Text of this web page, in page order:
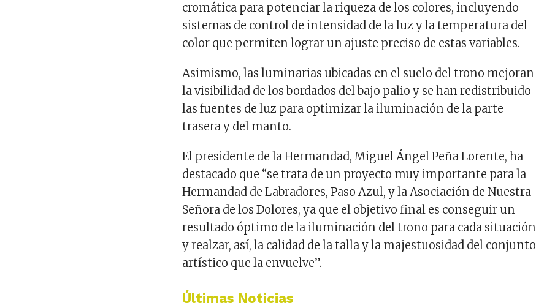
cromática para potenciar la riqueza de los colores, incluyendo
sistemas de control de intensidad de la luz y la temperatura del
color que permiten lograr un ajuste preciso de estas variables.
Asimismo, las luminarias ubicadas en el suelo del trono mejoran
la visibilidad de los bordados del bajo palio y se han redistribuido
las fuentes de luz para optimizar la iluminación de la parte
trasera y del manto.
El presidente de la Hermandad, Miguel Ángel Peña Lorente, ha
destacado que “se trata de un proyecto muy importante para la
Hermandad de Labradores, Paso Azul, y la Asociación de Nuestra
Señora de los Dolores, ya que el objetivo final es conseguir un
resultado óptimo de la iluminación del trono para cada situación
y realzar, así, la calidad de la talla y la majestuosidad del conjunto
artístico que la envuelve”.
Últimas Noticias